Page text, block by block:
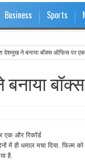
Business Sports
देशमुख ने बनाया बॉक्स ऑफिस पर एक
एक और रिकॉर्ड
में ही धमाल मचा दिया.
है.